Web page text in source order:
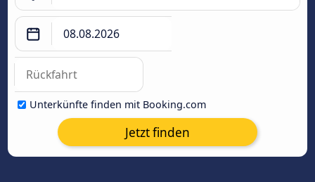
Unterkünfte finden mit Booking.com
Jetzt finden